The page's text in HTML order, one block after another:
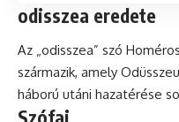
odisszea eredete
Az „odisszea” szó
származik, amely
háború utáni hazatérése